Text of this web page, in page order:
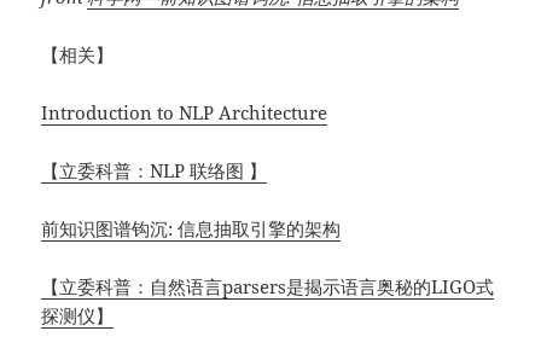
【相关】
Introduction to NLP Architecture
【立委科普：NLP 联络图 】
前知识图谱钩沉: 信息抽取引擎的架构
【立委科普：自然语言parsers是揭示语言奥秘的LIGO式
探测仪】